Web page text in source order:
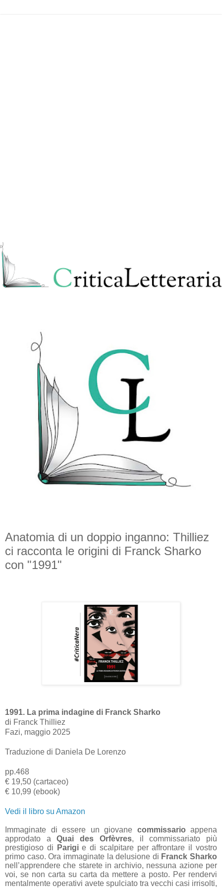
Anatomia di un doppio inganno: Thilliez
ci racconta le origini di Franck Sharko
con "1991"
1991. La prima indagine di Franck Sharko
di Franck Thilliez
Fazi, maggio 2025
Traduzione di Daniela De Lorenzo
pp.468
€ 19,50 (cartaceo)
€ 10,99 (ebook)
Vedi il libro su Amazon
Immaginate di essere un giovane commissario appena
approdato aQuai des Orfèvres, il commissariato più
prestigioso di
Parigie di scalpitare per affrontare il vostro
primo caso. Ora immaginate la delusione di Franck Sharko
nell’apprendere che starete in archivio, nessuna azione per
voi, se non carta su carta da mettere a posto. Per rendervi
mentalmente operativi avete spulciato tra vecchi casi irrisolti,